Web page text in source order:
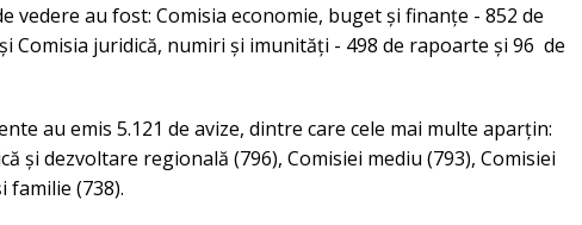
vedere au fost: Comisia economie, buget și finanțe - 852 de
Comisia juridică, numiri și imunități - 498 de rapoarte și 96 de
au emis 5.121 de avize, dintre care cele mai multe aparțin:
și dezvoltare regională (796), Comisiei mediu (793), Comisiei
familie (738).